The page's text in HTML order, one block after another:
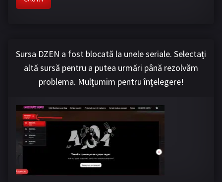
Sursa DZEN a fost blocată la unele seriale. Selectați
altă sursă pentru a putea urmări până rezolvăm
problema. Mulțumim pentru înțelegere!